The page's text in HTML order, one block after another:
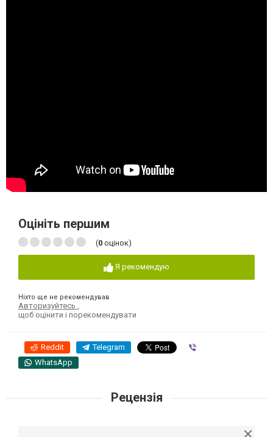
Оцініть першим
(0 оцінок)
Я рекомендую
Ніхто ще не рекомендував
Авторизуйтесь
щоб оцінити і порекомендувати
Reddit Telegram
WhatsApp
Рецензія